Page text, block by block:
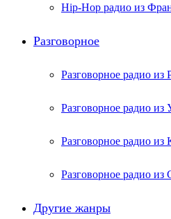
Hip-Hop радио из
Разговорное
Разговорное радио из
Разговорное радио из
Разговорное радио из
Разговорное радио
Другие жанры